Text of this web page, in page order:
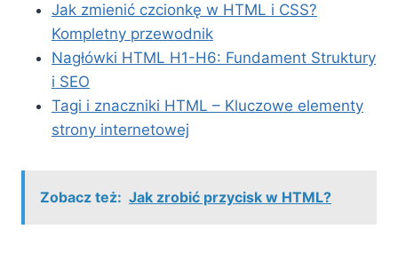
Jak zmienić czcionkę w HTML i CSS?
Kompletny przewodnik
Nagłówki HTML H1-H6: Fundament Struktury
i SEO
Tagi i znaczniki HTML – Kluczowe elementy
strony internetowej
Zobacz też: Jak zrobić przycisk w HTML?